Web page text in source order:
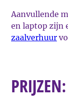
Aanvullende
en laptop zijn
zaalverhuur
PRIJZEN: